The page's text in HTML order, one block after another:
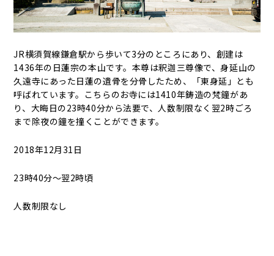
JR横須賀線鎌倉駅から歩いて3分のところにあり、創建は
1436年の日蓮宗の本山です。本尊は釈迦三尊像で、身延山の
久遠寺にあった日蓮の遺骨を分骨したため、「東身延」とも
呼ばれています。こちらのお寺には1410年鋳造の梵鐘があ
り、大晦日の23時40分から法要で、人数制限なく翌2時ごろ
まで除夜の鐘を撞くことができます。
2018年12月31日
23時40分～翌2時頃
人数制限なし